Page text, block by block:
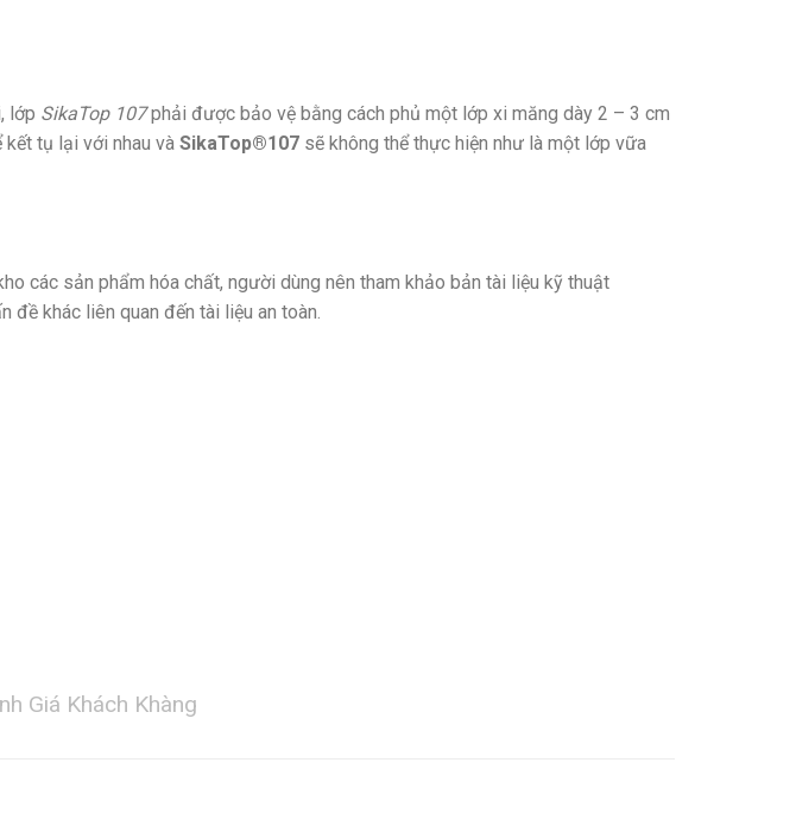
lớp SikaTop 107phải được bảo vệ bằng cách phủ một lớp xi măng dày 2 – 3 cm
tụ lại với nhau và SikaTop®107 sẽ không thể thực hiện như là một lớp vữa
các sản phẩm hóa chất, người dùng nên tham khảo bản tài liệu kỹ thuật
khác liên quan đến tài liệu an toàn.
Giá Khách Khàng